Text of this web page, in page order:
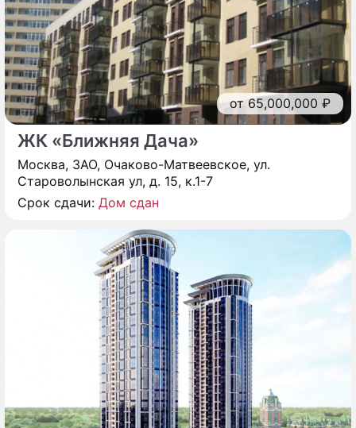
от 65,000,000 ₽
ЖК «Ближняя Дача»
Москва, ЗАО, Очаково-Матвеевское, ул.
Староволынская ул, д. 15, к.1-7
Срок сдачи: Дом сдан